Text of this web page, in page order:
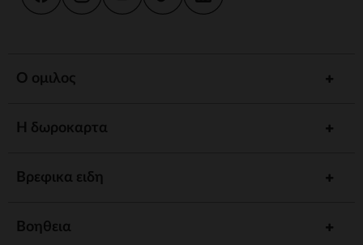
Ο ομιλος
Η δωροκαρτα
Βρεφικα ειδη
Βοηθεια